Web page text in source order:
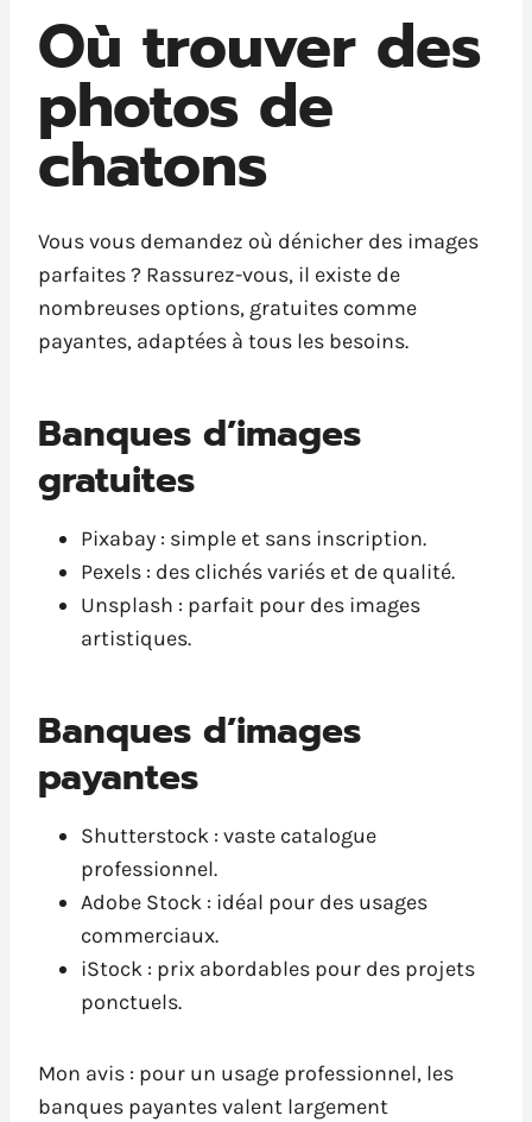
Où trouver des
photos de
chatons
Vous vous demandez où dénicher des images
parfaites ? Rassurez-vous, il existe de
nombreuses options, gratuites comme
payantes, adaptées à tous les besoins.
Banques d’images
gratuites
Pixabay : simple et sans inscription.
Pexels : des clichés variés et de qualité.
Unsplash : parfait pour des images
artistiques.
Banques d’images
payantes
Shutterstock : vaste catalogue
professionnel.
Adobe Stock : idéal pour des usages
commerciaux.
iStock : prix abordables pour des projets
ponctuels.
Mon avis : pour un usage professionnel, les
banques payantes valent largement